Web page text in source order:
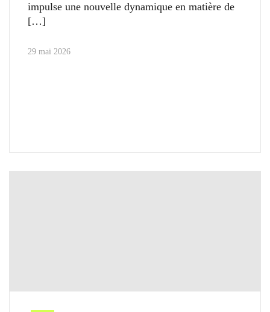
impulse une nouvelle dynamique en matière de
29 mai 2026